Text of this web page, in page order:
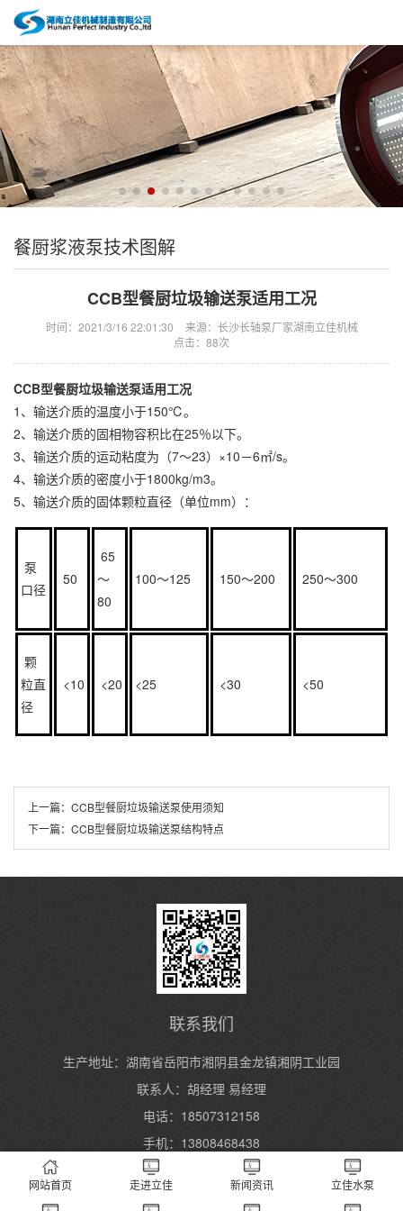
餐厨浆液泵技术图解
CCB型餐厨垃圾输送泵适用工况
时间：2021/3/16 22:01:30
来源：长沙长轴泵厂家湖南立佳机械
点击： 88次
CCB型餐厨垃圾输送泵适用工况
1、输送介质的温度小于150℃。
2、输送介质的固相物容积比在25％以下。
3、输送介质的运动粘度为（7～23）×10－6㎡/s。
4、输送介质的密度小于1800kg/m3。
5、输送介质的固体颗粒直径（单位mm）：
泵
口径
50
65
～
80
100～125 150～200 250～300
颗
粒直
径
<10 <20 <25 <30 <50
上一篇： CCB型餐厨垃圾输送泵使用须知
下一篇： CCB型餐厨垃圾输送泵结构特点
联系我们
生产地址：湖南省岳阳市湘阴县金龙镇湘阴工业园
联系人：胡经理 易经理
电话：18507312158
手机：13808468438
Copyright 2004-2024 湖南立佳机械制造有限公司 All Rights Reserved.湘ICP
网站首页 走进立佳 新闻资讯 立佳水泵